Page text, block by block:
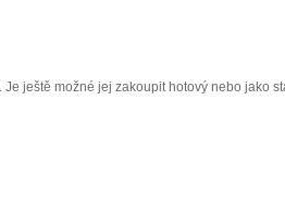
ještě možné jej zakoupit hotový nebo jako